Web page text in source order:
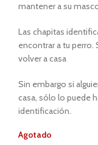
mantener a su
Las chapitas
encontrar a tu perro.
volver a casa
Sin embargo si
casa, sólo lo puede
identificación.
Agotado